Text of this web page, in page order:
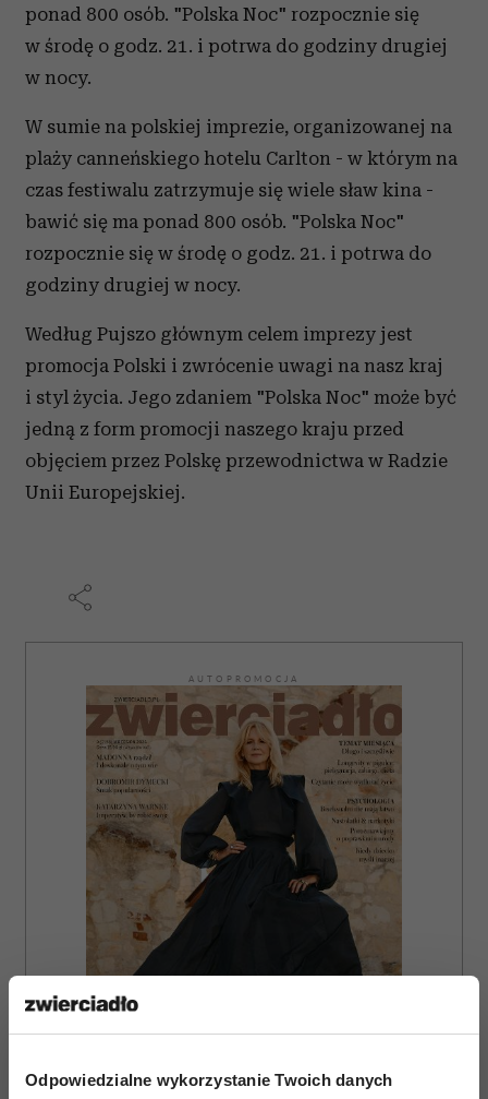
Odpowiedzialne wykorzystanie Twoich danych
ponad 800 osób. "Polska Noc" rozpocznie się
w środę o godz. 21. i potrwa do godziny drugiej
w nocy.
W sumie na polskiej imprezie, organizowanej na
plaży canneńskiego hotelu Carlton - w którym na
czas festiwalu zatrzymuje się wiele sław kina -
bawić się ma ponad 800 osób. "Polska Noc"
rozpocznie się w środę o godz. 21. i potrwa do
godziny drugiej w nocy.
Według Pujszo głównym celem imprezy jest
promocja Polski i zwrócenie uwagi na nasz kraj
i styl życia. Jego zdaniem "Polska Noc" może być
jedną z form promocji naszego kraju przed
objęciem przez Polskę przewodnictwa w Radzie
Unii Europejskiej.
AUTOPROMOCJA